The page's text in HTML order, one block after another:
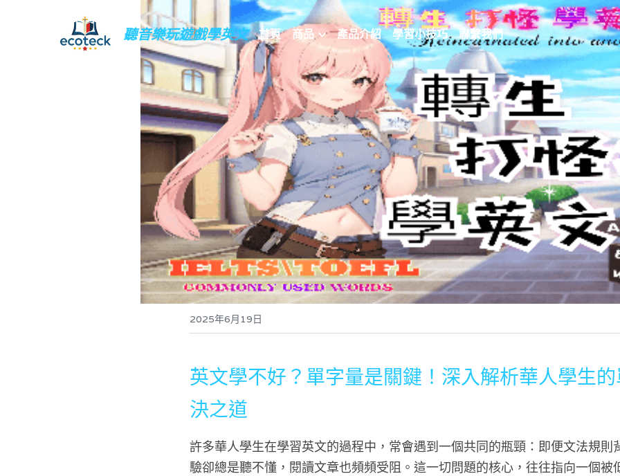
聽音樂玩遊戲學英文 首頁 商品 產品介紹 學習小技巧 聯繫我們
2025年6月19日
英文學不好？單字量是關鍵！深入解析華人學生
決之道
許多華人學生在學習英文的過程中，常會遇到一個共同的瓶頸：即便文法規則
驗卻總是聽不懂，閱讀文章也頻頻受阻。這一切問題的核心，往往指向一個